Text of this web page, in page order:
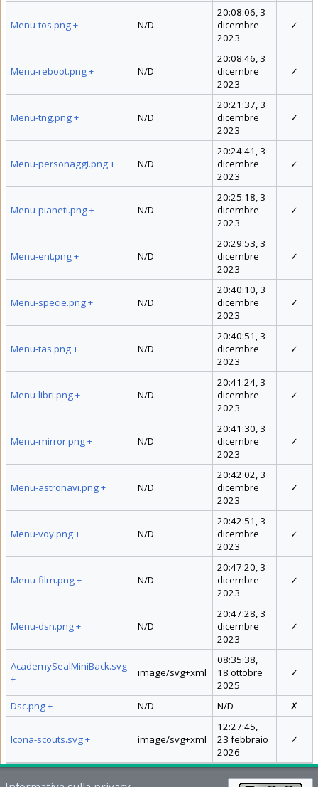
Menu-tos.png+ N/D
20:08:06, 3
dicembre
2023
✓
Menu-reboot.png+ N/D
20:08:46, 3
dicembre
2023
✓
Menu-tng.png+ N/D
20:21:37, 3
dicembre
2023
✓
Menu-personaggi.png+ N/D
20:24:41, 3
dicembre
2023
✓
Menu-pianeti.png+ N/D
20:25:18, 3
dicembre
2023
✓
Menu-ent.png+ N/D
20:29:53, 3
dicembre
2023
✓
Menu-specie.png+ N/D
20:40:10, 3
dicembre
2023
✓
Menu-tas.png+ N/D
20:40:51, 3
dicembre
2023
✓
Menu-libri.png+ N/D
20:41:24, 3
dicembre
2023
✓
Menu-mirror.png+ N/D
20:41:30, 3
dicembre
2023
✓
Menu-astronavi.png+ N/D
20:42:02, 3
dicembre
2023
✓
Menu-voy.png+ N/D
20:42:51, 3
dicembre
2023
✓
Menu-film.png+ N/D
20:47:20, 3
dicembre
2023
✓
Menu-dsn.png+ N/D
20:47:28, 3
dicembre
2023
✓
AcademySealMiniBack.svg
+
image/svg+xml
08:35:38,
18 ottobre
2025
✓
Dsc.png+ N/D N/D ✗
Icona-scouts.svg+ image/svg+xml
12:27:45,
23 febbraio
2026
✓